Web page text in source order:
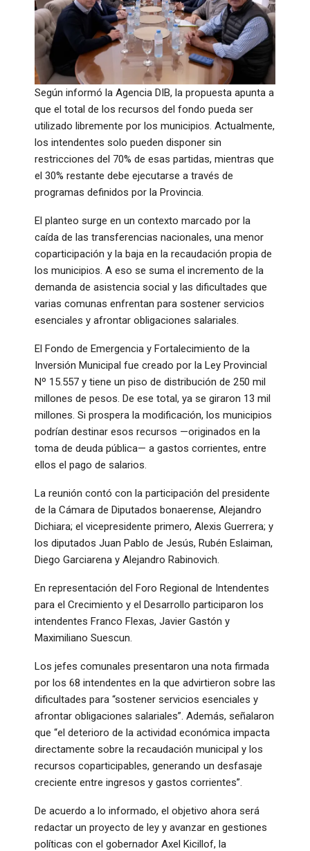
Según informó la Agencia DIB, la propuesta apunta a
que el total de los recursos del fondo pueda ser
utilizado libremente por los municipios. Actualmente,
los intendentes solo pueden disponer sin
restricciones del 70% de esas partidas, mientras que
el 30% restante debe ejecutarse a través de
programas definidos por la Provincia.
El planteo surge en un contexto marcado por la
caída de las transferencias nacionales, una menor
coparticipación y la baja en la recaudación propia de
los municipios. A eso se suma el incremento de la
demanda de asistencia social y las dificultades que
varias comunas enfrentan para sostener servicios
esenciales y afrontar obligaciones salariales.
El Fondo de Emergencia y Fortalecimiento de la
Inversión Municipal fue creado por la Ley Provincial
Nº 15.557 y tiene un piso de distribución de 250 mil
millones de pesos. De ese total, ya se giraron 13 mil
millones. Si prospera la modificación, los municipios
podrían destinar esos recursos —originados en la
toma de deuda pública— a gastos corrientes, entre
ellos el pago de salarios.
La reunión contó con la participación del presidente
de la Cámara de Diputados bonaerense, Alejandro
Dichiara; el vicepresidente primero, Alexis Guerrera; y
los diputados Juan Pablo de Jesús, Rubén Eslaiman,
Diego Garciarena y Alejandro Rabinovich.
En representación del Foro Regional de Intendentes
para el Crecimiento y el Desarrollo participaron los
intendentes Franco Flexas, Javier Gastón y
Maximiliano Suescun.
Los jefes comunales presentaron una nota firmada
por los 68 intendentes en la que advirtieron sobre las
dificultades para “sostener servicios esenciales y
afrontar obligaciones salariales”. Además, señalaron
que “el deterioro de la actividad económica impacta
directamente sobre la recaudación municipal y los
recursos coparticipables, generando un desfasaje
creciente entre ingresos y gastos corrientes”.
De acuerdo a lo informado, el objetivo ahora será
redactar un proyecto de ley y avanzar en gestiones
políticas con el gobernador Axel Kicillof, la